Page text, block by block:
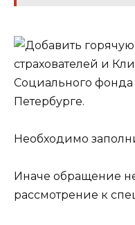
Необходимо
Иначе обращение
рассмотрение к